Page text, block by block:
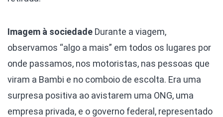
Imagem à sociedade Durante a viagem,
observamos “algo a mais” em todos os lugares por
onde passamos, nos motoristas, nas pessoas que
viram a Bambi e no comboio de escolta. Era uma
surpresa positiva ao avistarem uma ONG, uma
empresa privada, e o governo federal, representado